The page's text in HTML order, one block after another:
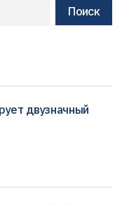
Поиск
двузначный